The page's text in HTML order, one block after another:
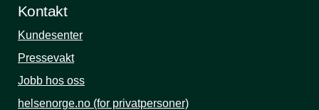
Kontakt
Kundesenter
Pressevakt
Jobb hos oss
helsenorge.no (for privatpersoner)